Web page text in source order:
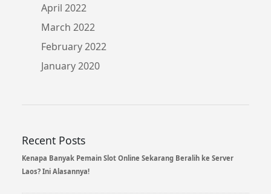
April 2022
March 2022
February 2022
January 2020
Recent Posts
Kenapa Banyak Pemain Slot Online Sekarang Beralih ke Server
Laos? Ini Alasannya!